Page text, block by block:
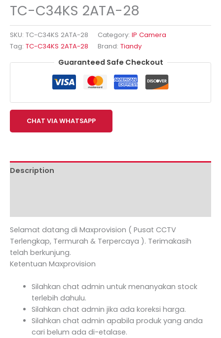
TC-C34KS 2ATA-28
SKU: TC-C34KS 2ATA-28 Category: IP Camera
Tag: TC-C34KS 2ATA-28 Brand: Tiandy
Guaranteed Safe Checkout
CHAT VIA WHATSAPP
Description
Selamat datang di Maxprovision ( Pusat CCTV
Terlengkap, Termurah & Terpercaya ). Terimakasih
telah berkunjung.
Ketentuan Maxprovision
Silahkan chat admin untuk menanyakan stock
terlebih dahulu.
Silahkan chat admin jika ada koreksi harga.
Silahkan chat admin apabila produk yang anda
cari belum ada di-etalase.